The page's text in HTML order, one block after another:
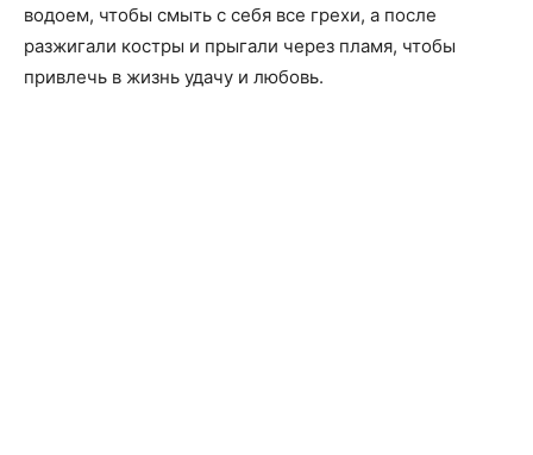
водоем, чтобы смыть с себя все грехи, а после
разжигали костры и прыгали через пламя, чтобы
привлечь в жизнь удачу и любовь.